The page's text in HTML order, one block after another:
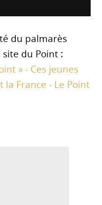
du palmarès
du Point :
» - Ces jeunes
France - Le Point